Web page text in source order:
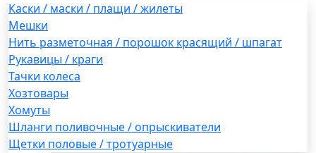
Каски / маски / плащи / жилеты
Мешки
Нить разметочная / порошок красящий / шпагат
Рукавицы / краги
Тачки колеса
Хозтовары
Хомуты
Шланги поливочные / опрыскиватели
Щетки половые / тротуарные